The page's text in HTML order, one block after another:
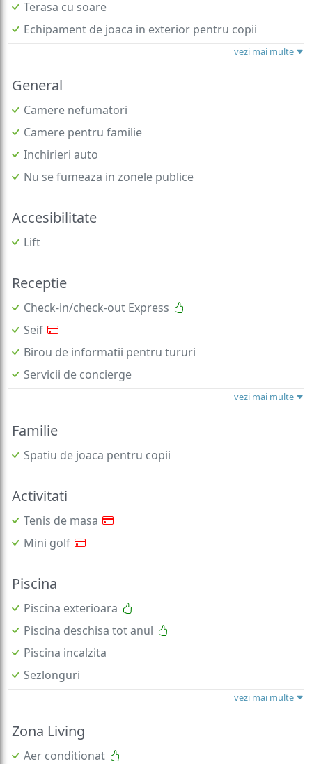
Terasa cu soare
Echipament de joaca in exterior pentru copii
vezi mai multe
General
Camere nefumatori
Camere pentru familie
Inchirieri auto
Nu se fumeaza in zonele publice
Accesibilitate
Lift
Receptie
Check-in/check-out Express
Seif
Birou de informatii pentru tururi
Servicii de concierge
vezi mai multe
Familie
Spatiu de joaca pentru copii
Activitati
Tenis de masa
Mini golf
Piscina
Piscina exterioara
Piscina deschisa tot anul
Piscina incalzita
Sezlonguri
vezi mai multe
Zona Living
Aer conditionat